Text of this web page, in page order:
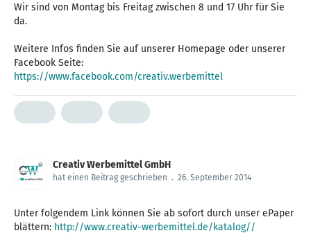
Wir sind von Montag bis Freitag zwischen 8 und 17 Uhr für Sie
da.
Weitere Infos finden Sie auf unserer Homepage oder unserer
https://www.facebook.com/creativ.werbemittel
Creativ Werbemittel GmbH
hat einen Beitrag geschrieben . 26. September 2014
Unter folgendem Link können Sie ab sofort durch unser ePaper
blättern: http://www.creativ-werbemittel.de/katalog//